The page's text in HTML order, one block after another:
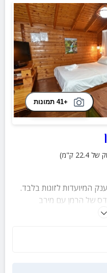
+41 תמונות
22.4 ק"מ)
המיועדות לזוגות בלבד.
של הרמן עם מירב
של החרמון והרי הגליל.